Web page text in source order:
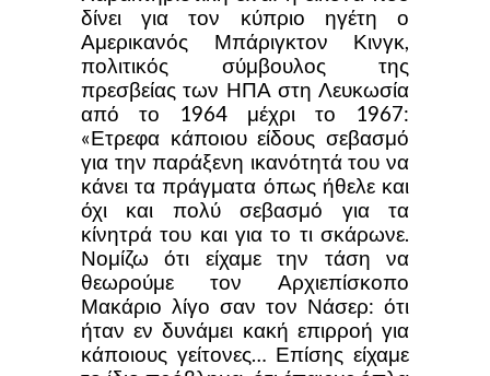
δίνει για τον κύπριο ηγέτη ο
Αμερικανός Μπάριγκτον Κινγκ,
πολιτικός σύμβουλος της
πρεσβείας των ΗΠΑ στη Λευκωσία
από το 1964 μέχρι το 1967:
«Ετρεφα κάποιου είδους σεβασμό
για την παράξενη ικανότητά του να
κάνει τα πράγματα όπως ήθελε και
όχι και πολύ σεβασμό για τα
κίνητρά του και για το τι σκάρωνε.
Νομίζω ότι είχαμε την τάση να
θεωρούμε τον Αρχιεπίσκοπο
Μακάριο λίγο σαν τον Νάσερ: ότι
ήταν εν δυνάμει κακή επιρροή για
κάποιους γείτονες… Επίσης είχαμε